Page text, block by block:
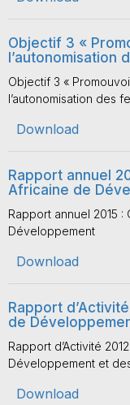
Objectif 3 «
l’autonomisation
Objectif 3 «
l’autonomisation des
Download
Rapport annuel
Africaine de
Rapport annuel 2015
Développement
Download
Rapport
de
Rapport d’Activité
Développement et
Download